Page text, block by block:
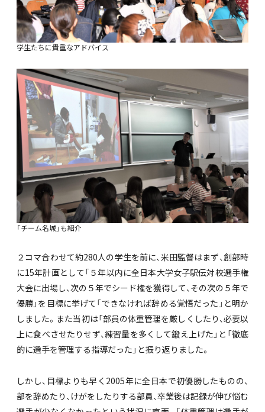
学生たちに貴重なアドバイス
「チーム名城」も紹介
２コマ合わせて約280人の学生を前に、米田監督はまず、創部時
に15年計画として「５年以内に全日本大学女子駅伝対校選手権
大会に出場し、次の５年でシード権を獲得して、その次の５年で
優勝」を目標に挙げて「できなければ辞める覚悟だった」と明か
しました。また当初は「部員の体重管理を厳しくしたり、必要以
上に食べさせたりせず、練習量を多くして鍛え上げた」と「徹底
的に選手を管理する指導だった」と振り返りました。
しかし、目標よりも早く2005年に全日本で初優勝したものの、
部を辞めたり、けがをしたりする部員、卒業後は記録が伸び悩む